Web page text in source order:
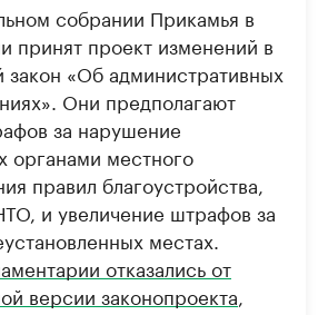
собрании Прикамья в
принят проект изменений в
закон «Об административных
Они предполагают
за нарушение
органами местного
правил благоустройства,
и увеличение штрафов за
местах.
отказались от
версии законопроекта